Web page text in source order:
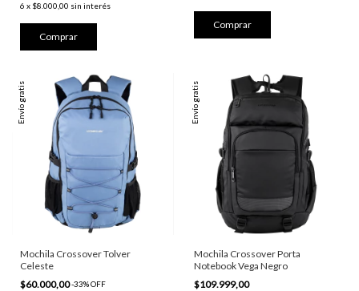
6 x $8.000,00 sin interés
Envío gratis
Mochila Crossover Tolver
Celeste
$60.000,00-33%OFF
Envío gratis
Mochila Crossover Porta
Notebook Vega Negro
$109.999,00